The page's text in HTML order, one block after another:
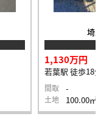
埼
1,130万円
若葉駅 徒歩18
間取 -
土地 100.00㎡